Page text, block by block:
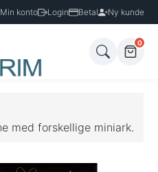
Min konto Login Betal Ny kunde
0
med forskellige miniark.